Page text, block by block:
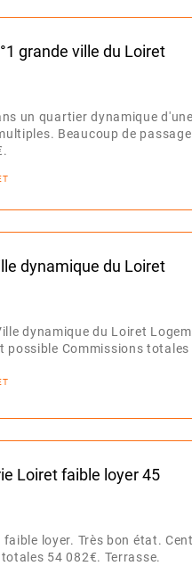
grande ville du Loiret
un quartier dynamique
Beaucoup de
dynamique du Loiret
dynamique du Loiret
possible Commissions
Loiret faible loyer 45
loyer. Très bon état.
54 082€. Terrasse.